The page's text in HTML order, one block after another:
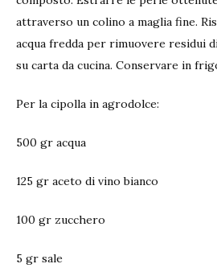
attraverso un colino a maglia fine.
acqua fredda per rimuovere residui
su carta da cucina. Conservare in
Per la cipolla in agrodolce:
500 gr acqua
125 gr aceto di vino bianco
100 gr zucchero
5 gr sale